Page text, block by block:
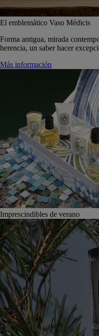
El emblemático Vaso Médicis
Forma antigua, mirada
herencia, un saber hacer
Más información
Imprescindibles de verano